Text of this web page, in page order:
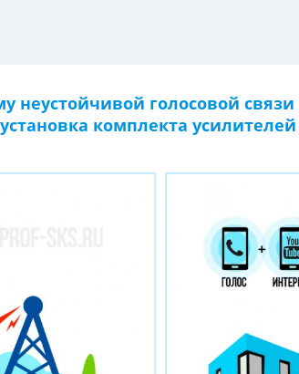
неустойчивой голосовой
комплекта